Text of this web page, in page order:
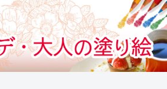
りえをする気分のぬりえサイト